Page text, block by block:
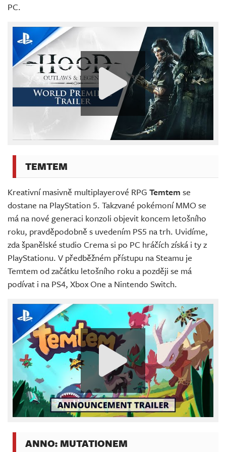
PC.
TEMTEM
Kreativní masivně multiplayerové RPG Temtem se
dostane na PlayStation 5. Takzvané pokémoní MMO se
má na nové generaci konzoli objevit koncem letošního
roku, pravděpodobně s uvedením PS5 na trh. Uvidíme,
zda španělské studio Crema si po PC hráčích získá i ty z
PlayStationu. V předběžném přístupu na Steamu je
Temtem od začátku letošního roku a později se má
podívat i na PS4, Xbox One a Nintendo Switch.
ANNO: MUTATIONEM